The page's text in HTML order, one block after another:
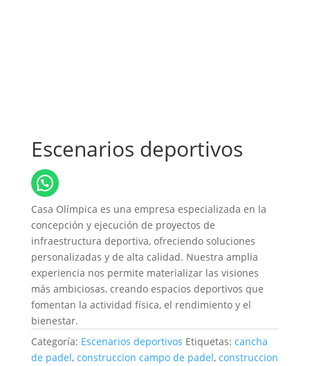
Escenarios deportivos
Casa Olímpica es una empresa especializada en la
concepción y ejecución de proyectos de
infraestructura deportiva, ofreciendo soluciones
personalizadas y de alta calidad. Nuestra amplia
experiencia nos permite materializar las visiones
más ambiciosas, creando espacios deportivos que
fomentan la actividad física, el rendimiento y el
bienestar.
Categoría: Escenarios deportivos Etiquetas: cancha
de padel, construccion campo de padel, construccion